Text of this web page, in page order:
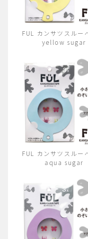
FUL カンサツスルー
yellow sugar
FUL カンサツスルー
aqua sugar